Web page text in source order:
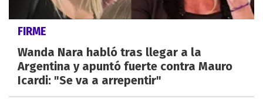
FIRME
Wanda Nara habló tras llegar a la
Argentina y apuntó fuerte contra Mauro
Icardi: "Se va a arrepentir"